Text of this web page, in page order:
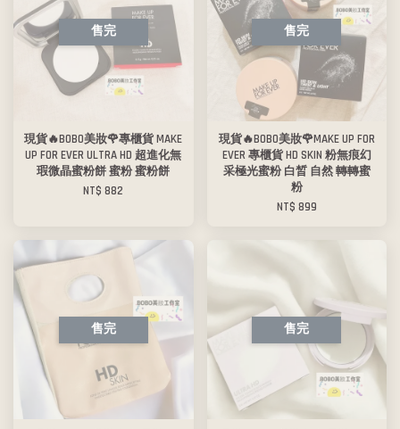
售完
現貨🔥BOBO美妝🌹專櫃貨 MAKE
UP FOR EVER ULTRA HD 超進化無
瑕微晶蜜粉餅 蜜粉 蜜粉餅
NT$ 882
售完
現貨🔥BOBO美妝🌹MAKE UP FOR
EVER 專櫃貨 HD SKIN 粉無痕幻
采極光蜜粉 白晳 自然 轉轉蜜
粉
NT$ 899
售完 售完